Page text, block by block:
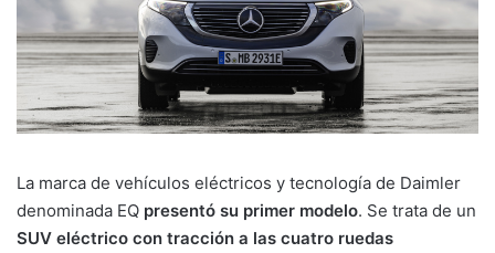
La marca de vehículos eléctricos y tecnología de Daimler
denominada EQ presentó su primer modelo. Se trata de un
SUV eléctrico con tracción a las cuatro ruedas